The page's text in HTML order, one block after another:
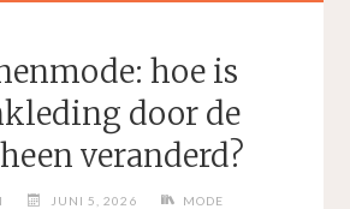
hoe is
door de
veranderd?
JUNI 5, 2026 MODE